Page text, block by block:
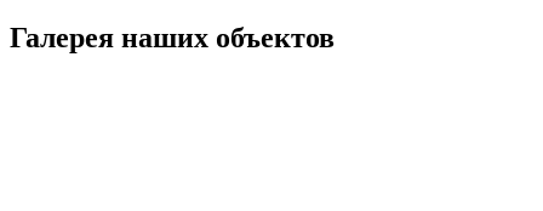
Галерея наших объектов